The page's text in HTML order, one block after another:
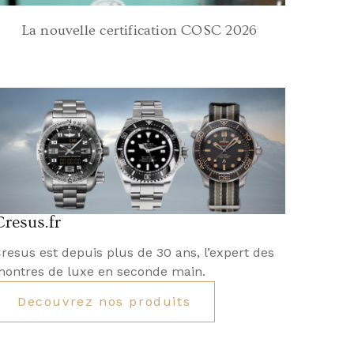
La nouvelle certification COSC 2026
est depuis plus de 30 ans, l’expert des
de luxe en seconde main.
Decouvrez nos produits